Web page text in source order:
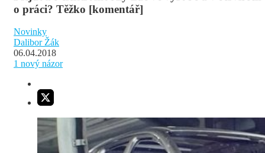
o práci? Těžko [komentář]
Novinky
Dalibor Žák
06.04.2018
1 nový názor